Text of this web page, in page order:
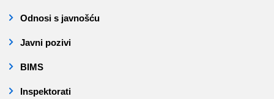
Odnosi s javnošću
Javni pozivi
BIMS
Inspektorati